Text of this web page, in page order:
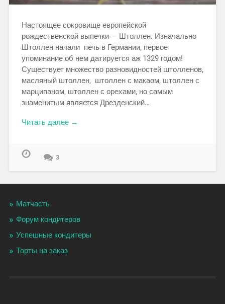
Настоящее сокровище европейской
рождественской выпечки — Штоллен. Изначально
Штоллен начали печь в Германии, первое
упоминание об нем датируется аж 1329 годом!
Существует множество разновидностей штолленов,
масляный штоллен, штоллен с макаом, штоллен с
марципаном, штоллен с орехами, но самым
знаменитым является Дрезденский…
Читать далее →
3
Матчасть
Форум кондитеров
Успешные кондитеры
Торты на заказ